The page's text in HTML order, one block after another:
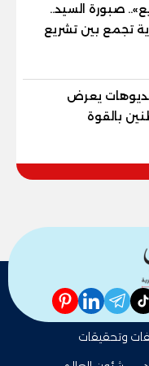
صبورة السيد..
تجمع بين تشريع
لبناء الإنسان
يعرض
بالقوة
tiktok
telegram
linkedin
pinterest
وتحقيقات